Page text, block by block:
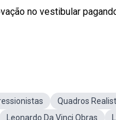
no vestibular
Quadros
Leonardo Da Vinci Obras